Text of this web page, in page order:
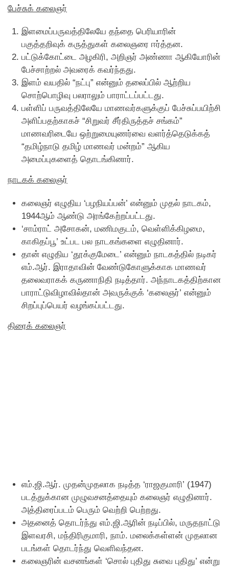
பேச்சுக் கலைஞர்
இளமைப்பருவத்திலேயே தந்தை பெரியாரின்
பகுத்தறிவுக் கருத்துகள் கலைஞரை ஈர்த்தன.
பட்டுக்கோட்டை அழகிரி, அறிஞர் அண்ணா ஆகியோரின்
பேச்சாற்றல் அவரைக் கவர்ந்தது.
இளம் வயதில் “நட்பு” என்னும் தலைப்பில் ஆற்றிய
சொற்பொழிவு பலராலும் பாராட்டப்பட்டது.
பள்ளிப் பருவத்திலேயே மாணவர்களுக்குப் பேச்சுப்பயிற்சி
அளிப்பதற்காகச் “சிறுவர் சீர்திருத்தச் சங்கம்”
மாணவரிடையே ஒற்றுமையுணர்வை வளர்த்தெடுக்கத்
“தமிழ்நாடு தமிழ் மாணவர் மன்றம்” ஆகிய
அமைப்புகளைத் தொடங்கினார்.
நாடகக் கலைஞர்
கலைஞர் எழுதிய ‘பழநியப்பன்’ என்னும் முதல் நாடகம்,
1944ஆம் ஆண்டு அரங்கேற்றப்பட்டது.
‘சாம்ராட் அசோகன், மணிமகுடம், வெள்ளிக்கிழமை,
காகிதப்பூ’ உட்பட பல நாடகங்களை எழுதினார்.
தான் எழுதிய ‘தூக்குமேடை’ என்னும் நாடகத்தில் நடிகர்
எம்.ஆர். இராதாவின் வேண்டுகோளுக்காக மாணவர்
தலைவராகக் கருணாநிதி நடித்தார். அந்நாடகத்திற்கான
பாராட்டுவிழாவில்தான் அவருக்குக் ‘கலைஞர்’ என்னும்
சிறப்புப்பெயர் வழங்கப்பட்டது.
திரைக் கலைஞர்
எம்.ஜி.ஆர். முதன்முதலாக நடித்த ‘ராஜகுமாரி’ (1947)
படத்துக்கான முழுவசனத்தையும் கலைஞர் எழுதினார்.
அத்திரைப்படம் பெரும் வெற்றி பெற்றது.
அதனைத் தொடர்ந்து எம்.ஜி.ஆரின் நடிப்பில், மருதநாட்டு
இளவரசி, மந்திரிகுமாரி, நாம். மலைக்கள்ளன் முதலான
படங்கள் தொடர்ந்து வெளிவந்தன.
கலைஞரின் வசனங்கள் ‘சொல் புதிது சுவை புதிது’ என்று